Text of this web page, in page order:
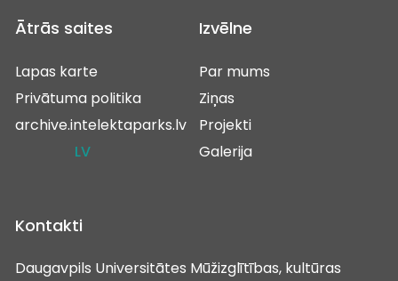
Ātrās saites
Lapas karte
Privātuma politika
archive.intelektaparks.lv
LV
Izvēlne
Par mums
Ziņas
Projekti
Galerija
Kontakti
Daugavpils Universitātes Mūžizglītības, kultūras